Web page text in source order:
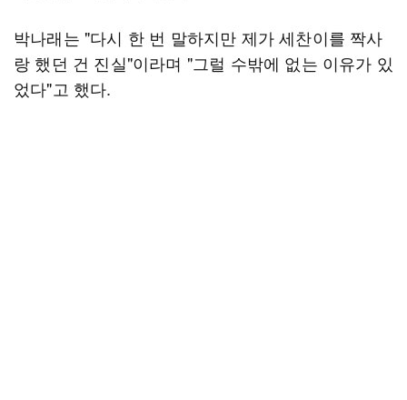
박나래는 "다시 한 번 말하지만 제가 세찬이를 짝사
랑 했던 건 진실"이라며 "그럴 수밖에 없는 이유가 있
었다"고 했다.